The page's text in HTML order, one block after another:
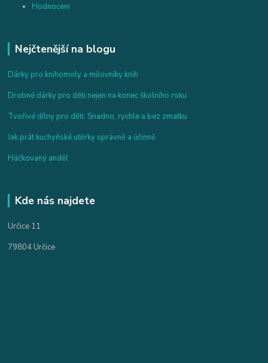
Hodnoceni
Nejčtenější na blogu
Dárky pro knihomoly a milovníky knih
Drobné dárky pro děti nejen na konec školního roku
Tvořivé dílny pro děti: Snadno, rychle a bez zmatku
Jak prát kuchyňské utěrky správně a účinně
Háčkovaný anděl
Kde nás najdete
Určice 11
79804 Určice